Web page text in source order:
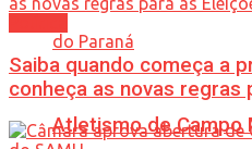
Atletismo de Campo
Saiba quando começa a
conheça as novas regras